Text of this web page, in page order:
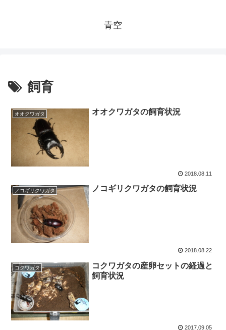
青空
飼育
オオクワガタ オオクワガタの飼育状況
2018.08.11
ノコギリクワガタ ノコギリクワガタの飼育状況
2018.08.22
コクワガタ
コクワガタの産卵セットの経過と
飼育状況
2017.09.05